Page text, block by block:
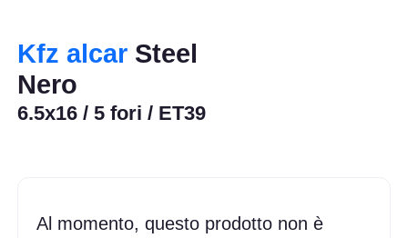
Kfz alcar Steel
Nero
6.5x16 / 5 fori / ET39
Al momento, questo prodotto non è